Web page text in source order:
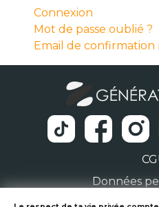
Connexion
Mot de passe oublié ?
Email de confirmation
Données